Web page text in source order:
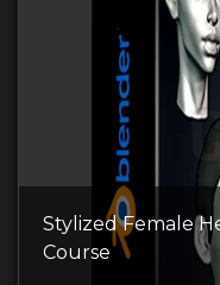
Stylized Female
Course